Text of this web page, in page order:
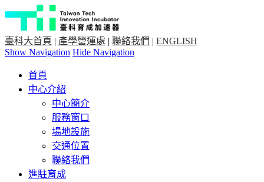
臺科大首頁 | 產學營運處 | 聯絡我們 | ENGLISH
Show Navigation Hide Navigation
首頁
中心介紹
中心簡介
服務窗口
場地設施
交通位置
聯絡我們
進駐育成